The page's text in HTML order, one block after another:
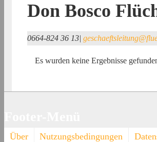
Don Bosco
0664-824 36 13|
Es wurden keine Ergebnisse
Über Nutzungsbedingungen